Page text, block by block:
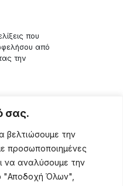
σας.
βελτιώσουμε την
προσωποποιημένες
να αναλύσουμε την
"Αποδοχή Όλων",
που
από
την